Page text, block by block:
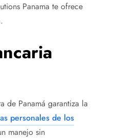
Panama te ofrece
de Panamá garantiza la
personales de los
manejo sin